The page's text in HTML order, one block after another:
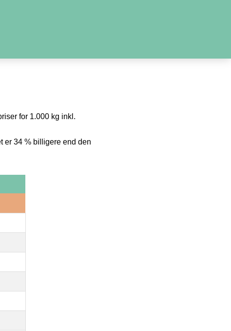
for 1.000 kg inkl.
er 34 % billigere end den